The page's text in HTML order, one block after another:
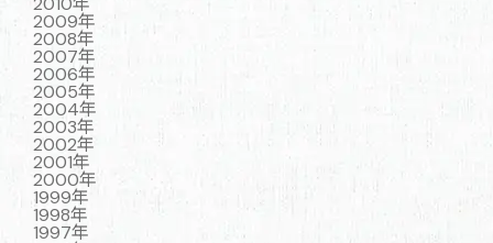
2009年
2008年
2007年
2006年
2005年
2004年
2003年
2002年
2001年
2000年
1999年
1998年
1997年